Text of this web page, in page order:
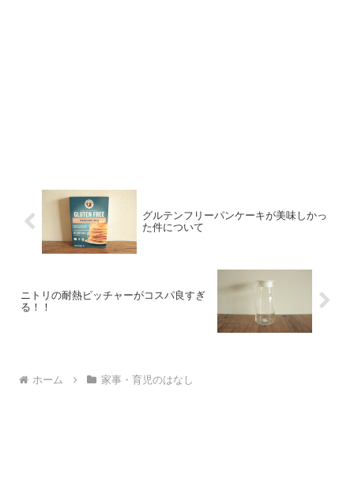
グルテンフリーパンケーキが美味しかっ
た件について
ニトリの耐熱ピッチャーがコスパ良すぎ
る！！
ホーム 家事・育児のはなし